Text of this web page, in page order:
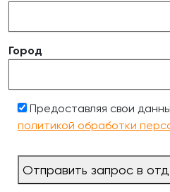
Город
Предоставляя свои
политикой обработки
Отправить запрос в